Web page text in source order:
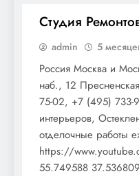
Студия
admin 5
Россия Москва и
наб., 12
75-02, +7 (495) 733-
интерьеров,
отделочные
https://
55.749588 37.536809